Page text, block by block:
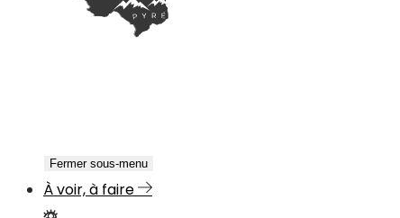
Fermer sous-menu
À voir, à faire